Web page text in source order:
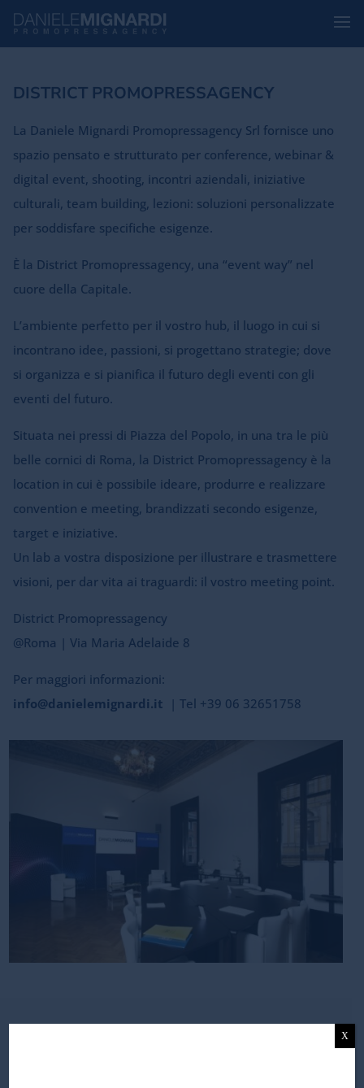
DISTRICT PROMOPRESSAGENCY
La Daniele Mignardi Promopressagency Srl fornisce uno
spazio pensato e strutturato per conference, webinar &
digital event, shooting, incontri aziendali, iniziative
culturali, team building, lezioni: soluzioni personalizzate
per soddisfare specifiche esigenze.
È la District Promopressagency, una “event way” nel
cuore della Capitale.
L’ambiente perfetto per il vostro hub, il luogo in cui si
incontrano idee, passioni, si progettano strategie; dove
si organizza e si pianifica il futuro degli eventi con gli
eventi del futuro.
Situata nei pressi di Piazza del Popolo, in una tra le più
belle cornici di Roma, la District Promopressagency è la
location in cui è possibile ideare, produrre e realizzare
convention e meeting, brandizzati secondo esigenze,
target e iniziative.
Un lab a vostra disposizione per illustrare e trasmettere
visioni, per dar vita ai traguardi: il vostro meeting point.
District Promopressagency
@Roma | Via Maria Adelaide 8
Per maggiori informazioni:
info@danielemignardi.it
| Tel +39 06 32651758
X